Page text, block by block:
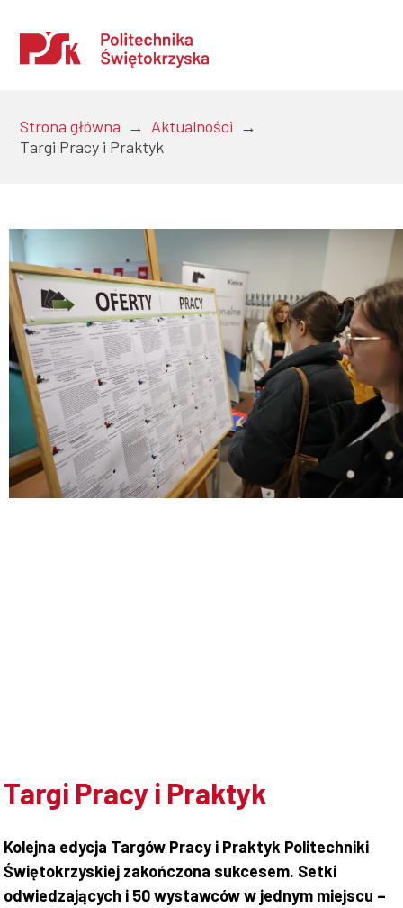
Strona główna → Aktualności →
Targi Pracy i Praktyk
Targi Pracy i Praktyk
Kolejna edycja Targów Pracy i Praktyk Politechniki
Świętokrzyskiej zakończona sukcesem. Setki
odwiedzających i 50 wystawców w jednym miejscu –
Kandydaci
Studenci
Doktoranci
Współpraca